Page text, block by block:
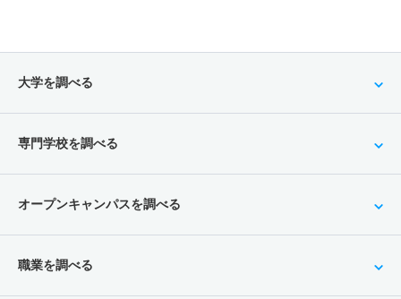
大学を調べる
専門学校を調べる
オープンキャンパスを調べる
職業を調べる